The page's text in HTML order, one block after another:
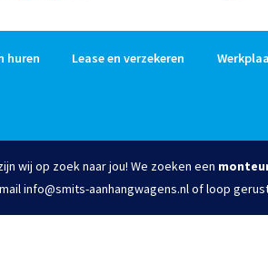
huren Lease en verzekeren
wij op zoek naar jou! We zoeken een
info@smits-aanhangwagens.nl of loop